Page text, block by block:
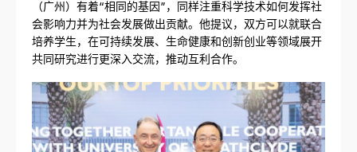
（广州）有着“相同的基因”，同样注重科学技术如何发挥社
会影响力并为社会发展做出贡献。他提议，双方可以就联合
培养学生，在可持续发展、生命健康和创新创业等领域展开
共同研究进行更深入交流，推动互利合作。